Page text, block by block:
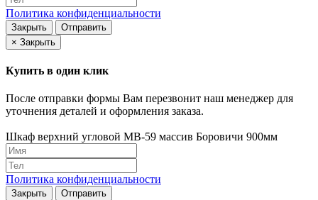
Политика конфиденциальности
Закрыть
Отправить
× Закрыть
Купить в один клик
После отправки формы Вам перезвонит наш менеджер для
уточнения деталей и оформления заказа.
Шкаф верхний угловой МВ-59 массив Боровичи 900мм
Политика конфиденциальности
Закрыть
Отправить